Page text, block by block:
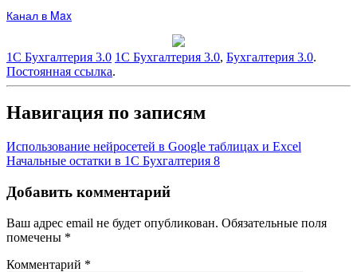
Канал в Max
1С Бухгалтерия 3.0 1С Бухгалтерия 3.0, Бухгалтерия 3.0.
Постоянная ссылка.
Навигация по записям
Использование нейросетей в Google таблицах и Excel
Начальные остатки в 1С Бухгалтерия 8
Добавить комментарий
Ваш адрес email не будет опубликован. Обязательные поля
помечены *
Комментарий *